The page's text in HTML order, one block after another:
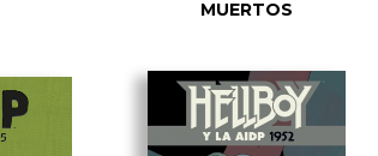
MUERTOS